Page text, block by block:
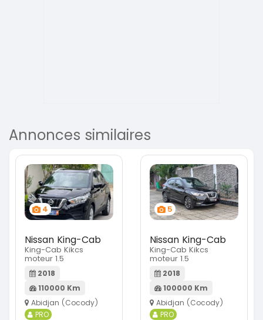
Annonces similaires
4
Nissan King-Cab
King-Cab Kikcs
moteur 1.5
2018
110000 Km
Abidjan (Cocody)
PRO
5
Nissan King-Cab
King-Cab Kikcs
moteur 1.5
2018
100000 Km
Abidjan (Cocody)
PRO